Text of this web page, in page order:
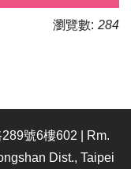
瀏覽數: 284
號6樓602 | Rm.
Dist., Taipei